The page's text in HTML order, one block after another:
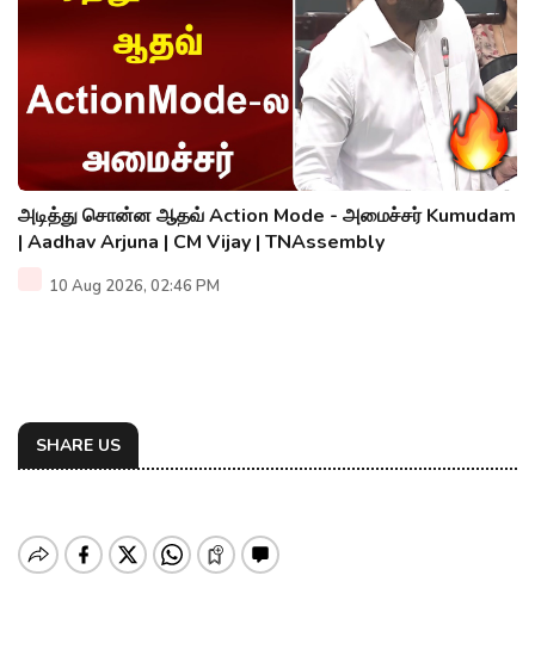
அடித்து சொன்ன ஆதவ் Action Mode - அமைச்சர் Kumudam
| Aadhav Arjuna | CM Vijay | TNAssembly
10 Aug 2026, 02:46 PM
SHARE US